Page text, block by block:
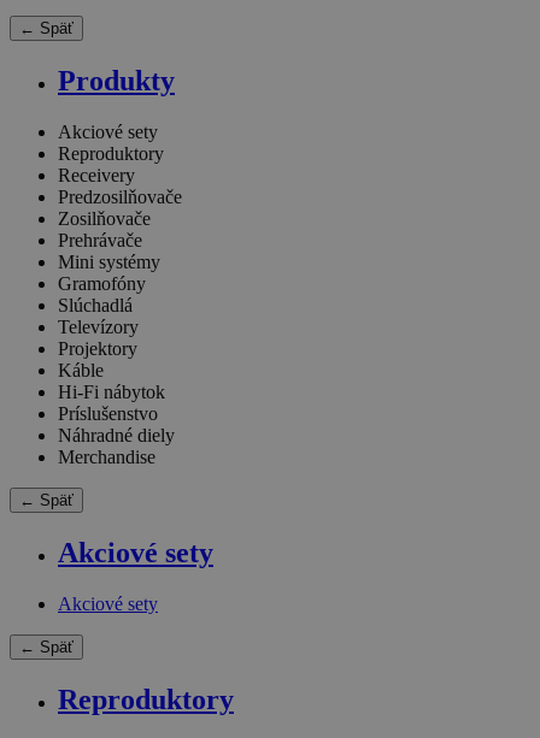
← Späť
Produkty
Akciové sety
Reproduktory
Receivery
Predzosilňovače
Zosilňovače
Prehrávače
Mini systémy
Gramofóny
Slúchadlá
Televízory
Projektory
Káble
Hi-Fi nábytok
Príslušenstvo
Náhradné diely
Merchandise
← Späť
Akciové sety
Akciové sety
← Späť
Reproduktory